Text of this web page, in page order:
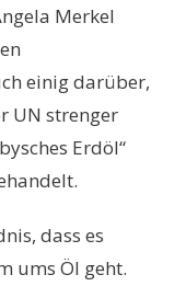
Merkel
einig darüber,
UN strenger
Erdöl“
dass es
ums Öl geht.